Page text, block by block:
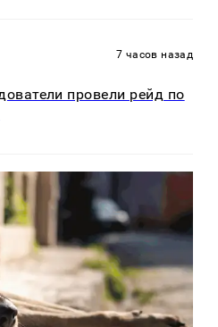
7 часов назад
провели рейд по